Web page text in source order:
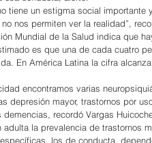
tiene un estigma social importante
nos permiten ver la realidad”,
Mundial de la Salud indica que
es que una de cada cuatro
En América Latina la cifra
encontramos varias
depresión mayor, trastornos por
recordó Vargas
la prevalencia de trastornos
los de conducta,